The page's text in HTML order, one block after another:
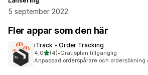
5 september 2022
Fler appar som den här
iTrack ‑ Order Tracking
4,0av 5 stjärnor
(4)
4 recensioner totalt
•Gratisplan tillgänglig
Anpassad orderspårare och